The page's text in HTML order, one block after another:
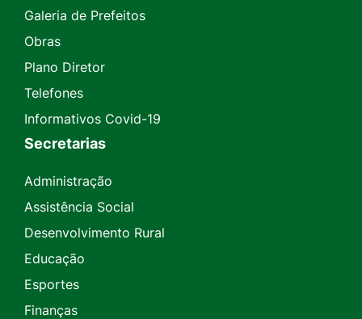
Galeria de Prefeitos
Obras
Plano Diretor
Telefones
Informativos Covid-19
Secretarias
Administração
Assistência Social
Desenvolvimento Rural
Educação
Esportes
Finanças